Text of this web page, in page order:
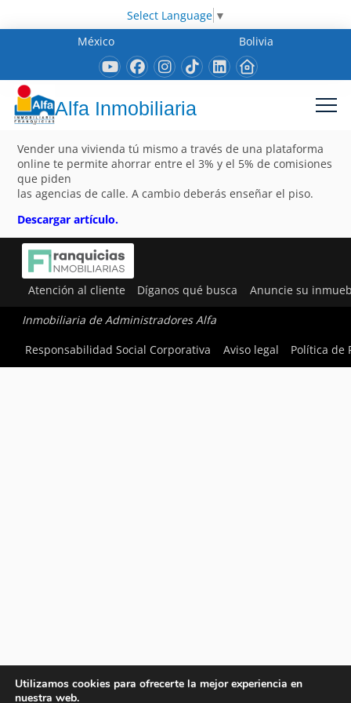
Select Language ▼
México
Bolivia
Alfa Inmobiliaria
Vender una vivienda tú mismo a través de una plataforma
online te permite ahorrar entre el 3% y el 5% de comisiones
que piden
las agencias de calle. A cambio deberás enseñar el piso.
Descargar artículo.
Atención al cliente Díganos qué busca Anuncie su
Inmobiliaria de Administradores Alfa
Responsabilidad Social Corporativa
Aviso legal Política de
Utilizamos cookies para ofrecerte la mejor experiencia en
nuestra web.